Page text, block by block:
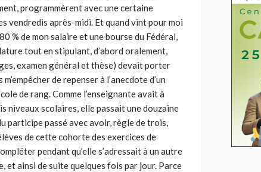
programmèrent avec une certaine
vendredis après-midi. Et quand vint pour moi
% de mon salaire et une bourse du Fédéral,
tout en stipulant, d’abord oralement,
examen général et thèse) devait porter
de repenser à l’anecdote d’un
de rang. Comme l’enseignante avait à
niveaux scolaires, elle passait une douzaine
participe passé avec avoir, règle de trois,
de cette cohorte des exercices de
pendant qu’elle s’adressait à un autre
et ainsi de suite quelques fois par jour. Parce